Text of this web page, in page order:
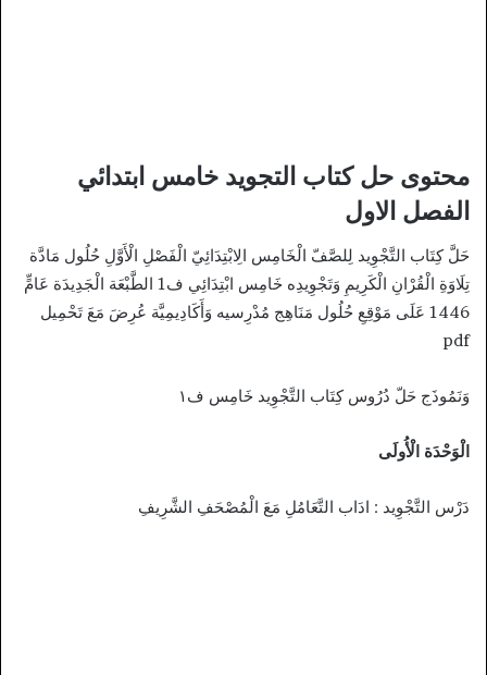
محتوى حل كتاب التجويد خامس ابتدائي
الفصل الاول
حَلَّ كِتَاب التَّجْوِيد لِلصَّفّ الْخَامِس الِابْتِدَائِيّ الْفَصْلِ الْأَوَّلِ حُلُول مَادَّة
تِلَاوَةِ الْقُرْانِ الْكَرِيمِ وَتَجْوِيدِه خَامِس ابْتِدَائِي ف1 الطَّبْعَة الْجَدِيدَة عَامٍّ
1446 عَلَى مَوْقِعِ حُلُول مَنَاهِج مُدْرِسيه وَأَكَادِيمِيَّة عُرِضَ مَعَ تَحْمِيل
pdf
وَنَمُوذَج حَلّ دُرُوس كِتَاب التَّجْوِيد خَامِس ف١
الْوَحْدَة الْأُولَى
دَرْس التَّجْوِيد : ادَاب التَّعَامُلِ مَعَ الْمُصْحَفِ الشَّرِيفِ